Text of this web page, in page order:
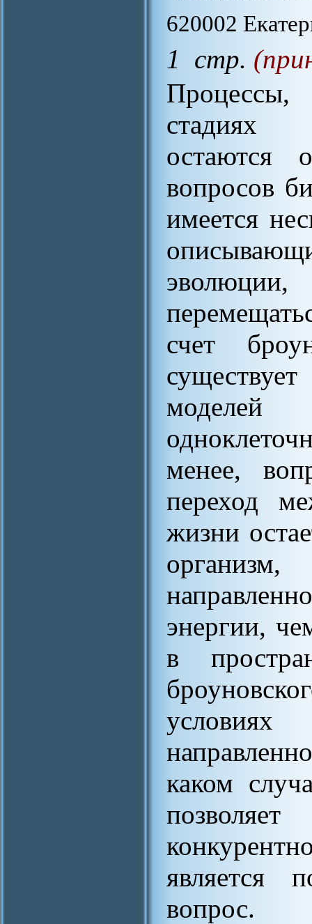
620002
1 стр.
Процессы,
стадиях
остаются
вопросов
имеется
эволюции,
счет
менее,
переход
жизни
энергии,
в
условиях
каком
является
вопрос.